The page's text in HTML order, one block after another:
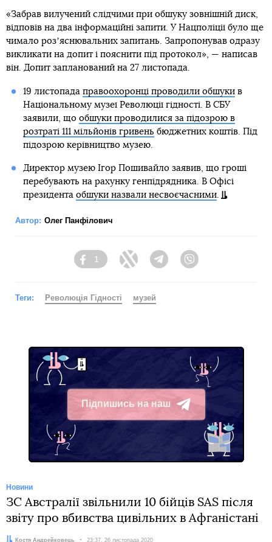
«Забрав вилучений слідчими при обшуку зовнішній диск,
відповів на два інформаційні запити. У Нацполіції було ще
чимало розʼяснювальних запитань. Запропонував одразу
викликати на допит і пояснити під протокол», — написав
він. Допит запланований на 27 листопада.
19 листопада правоохоронці проводили обшукив
Національному музеї Революції гідності. В СБУ
заявили, що обшуки проводилися за підозрою в
розтраті 111 мільйонів гривень бюджетних коштів. Під
підозрою керівництво музею.
Директор музею Ігор Пошивайло заявив, що гроші
перебувають на рахунку генпідрядника. В Офісі
президента обшуки назвали несвоєчасними.
Автор: Олег Панфілович
Facebook
1
Twitter TelegramViber
Теги: Революція Гідності музей
Підпишись на наш
Telegram
Новини
ЗС Австралії звільнили 10 бійців SAS після
звіту про вбивства цивільних в Афганістані
Автор:Костя Андрейковець Дата:
23:37, 26 листопада 2020